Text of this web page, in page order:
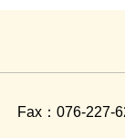
Fax：076-227-